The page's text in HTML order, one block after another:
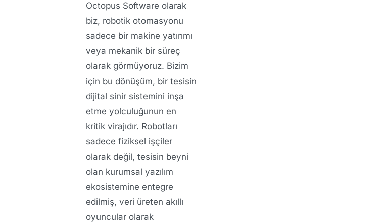
Octopus Software olarak
biz, robotik otomasyonu
sadece bir makine yatırımı
veya mekanik bir süreç
olarak görmüyoruz. Bizim
için bu dönüşüm, bir tesisin
dijital sinir sistemini inşa
etme yolculuğunun en
kritik virajıdır. Robotları
sadece fiziksel işçiler
olarak değil, tesisin beyni
olan kurumsal yazılım
ekosistemine entegre
edilmiş, veri üreten akıllı
oyuncular olarak